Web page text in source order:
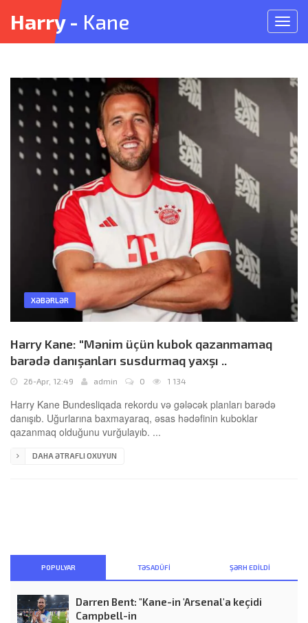
açın
Harry - Kane
XƏBƏRLƏR
Harry Kane: "Mənim üçün kubok qazanmamaq
barədə danışanları susdurmaq yaxşı ..
26-Apr, 12:49 admin 0 1 134
Harry Kane Bundesliqada rekordu və gələcək planları barədə
danışıb. Uğurlarına baxmayaraq, əsas hədəfinin kuboklar
qazanmaq olduğunu vurğulayıb. ...
DAHA ƏTRAFLI OXUYUN
POPULYAR TƏSADÜFI ŞƏRH EDILDI
Darren Bent: "Kane-in 'Arsenal'a keçidi
Campbell-in